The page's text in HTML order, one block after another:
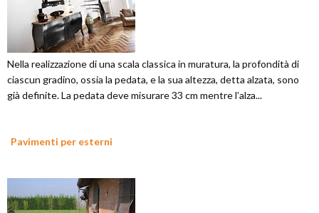
Nella realizzazione di una scala classica in muratura, la profondità di
ciascun gradino, ossia la pedata, e la sua altezza, detta alzata, sono
già definite. La pedata deve misurare 33 cm mentre l’alza...
Pavimenti per esterni